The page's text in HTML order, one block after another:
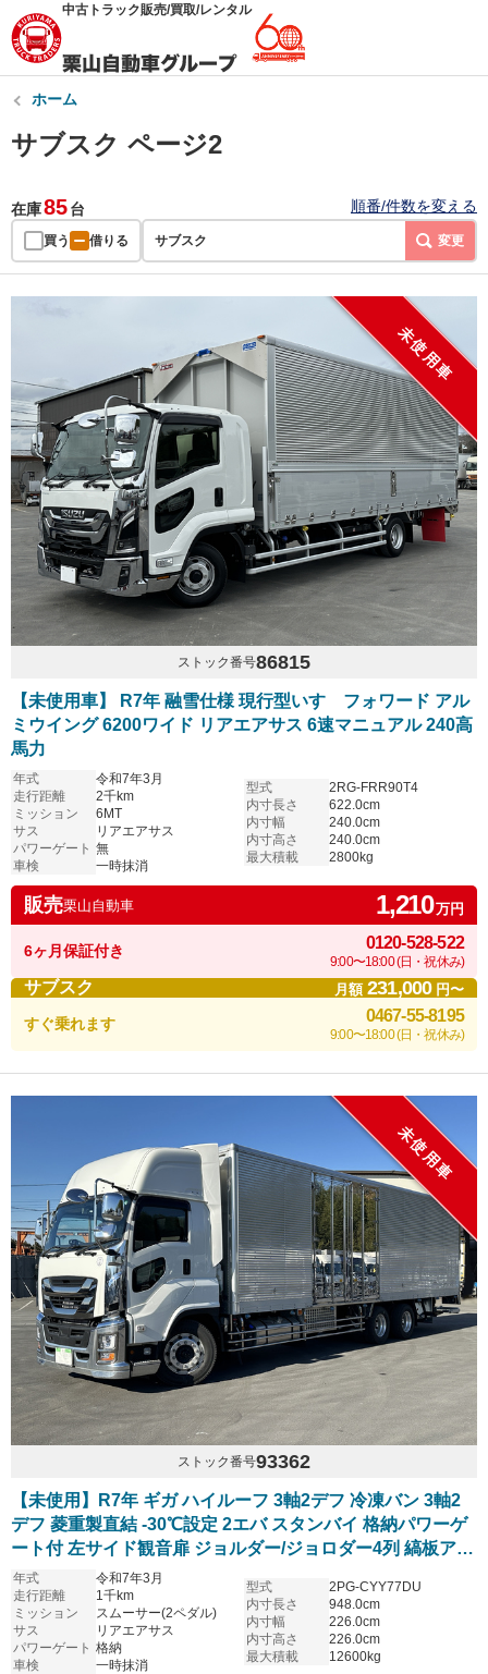
中古トラック販売/買取/レンタル
ホーム
サブスク ページ2
在庫85台 順番/件数を変える
買う 借りる サブスク 変更
未使用車
ストック番号86815
【未使用車】 R7年 融雪仕様 現行型いすゞフォワード アル
ミウイング 6200ワイド リアエアサス 6速マニュアル 240高
馬力
年式
令和7年3月
走行距離
2千km
ミッション
6MT
サス
リアエアサス
パワーゲート 無
車検
一時抹消
型式
2RG-FRR90T4
内寸長さ
622.0cm
内寸幅
240.0cm
内寸高さ
240.0cm
最大積載
2800kg
販売栗山自動車 1,210万円
6ヶ月保証付き 0120-528-522
9:00〜18:00 (日・祝休み)
サブスク 月額231,000円〜
すぐ乗れます 0467-55-8195
9:00〜18:00 (日・祝休み)
未使用車
ストック番号93362
【未使用】R7年 ギガ ハイルーフ 3軸2デフ 冷凍バン 3軸2
デフ 菱重製直結 -30℃設定 2エバ スタンバイ 格納パワーゲ
ート付 左サイド観音扉 ジョルダー/ジョロダー4列 縞板アル
ミ床 リアエアサス
年式
令和7年3月
走行距離
1千km
ミッション
スムーサー(2ペダル)
サス
リアエアサス
パワーゲート 格納
車検
一時抹消
型式
2PG-CYY77DU
内寸長さ
948.0cm
内寸幅
226.0cm
内寸高さ
226.0cm
最大積載
12600kg